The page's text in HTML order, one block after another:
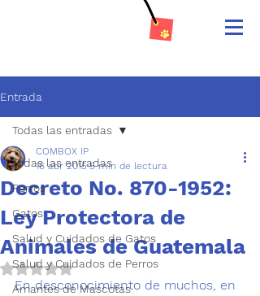
Entrada
Todas las entradas
Perros
Gatos
Salud y Cuidados de Gatos
Salud y Cuidados de Perros
Amantes de Mascotas
Todas las entradas
Decreto No. 870-1952:
Ley Protectora de
Animales de Guatemala
COMBOX IP
16 abr 2015 5 min de lectura
Obtuvo NaN de 5 estrellas.
En desconocimiento de muchos, en